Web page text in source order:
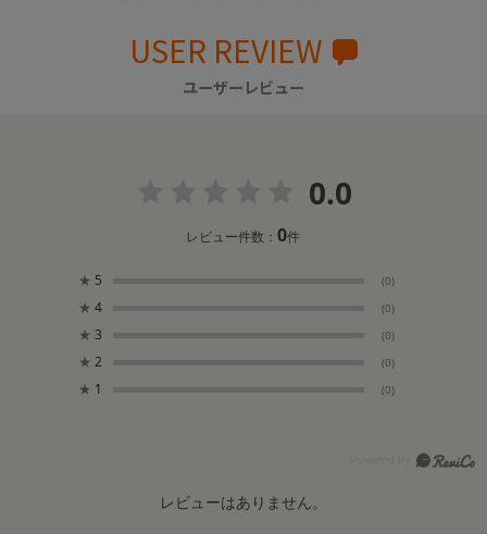
USER REVIEW
ユーザーレビュー
0.0
レビュー件数：0件
★ 5 (0)
★ 4 (0)
★ 3 (0)
★ 2 (0)
★ 1 (0)
レビューはありません。